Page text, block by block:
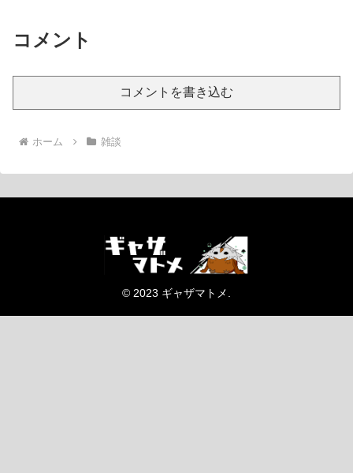
コメント
コメントを書き込む
ホーム 雑談
© 2023 ギャザマトメ.